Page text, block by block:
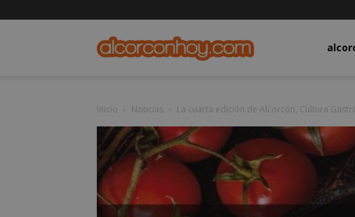
alcorconhoy.com
Inicio Noticias La cuarta edición de Alcorcón, Cultura